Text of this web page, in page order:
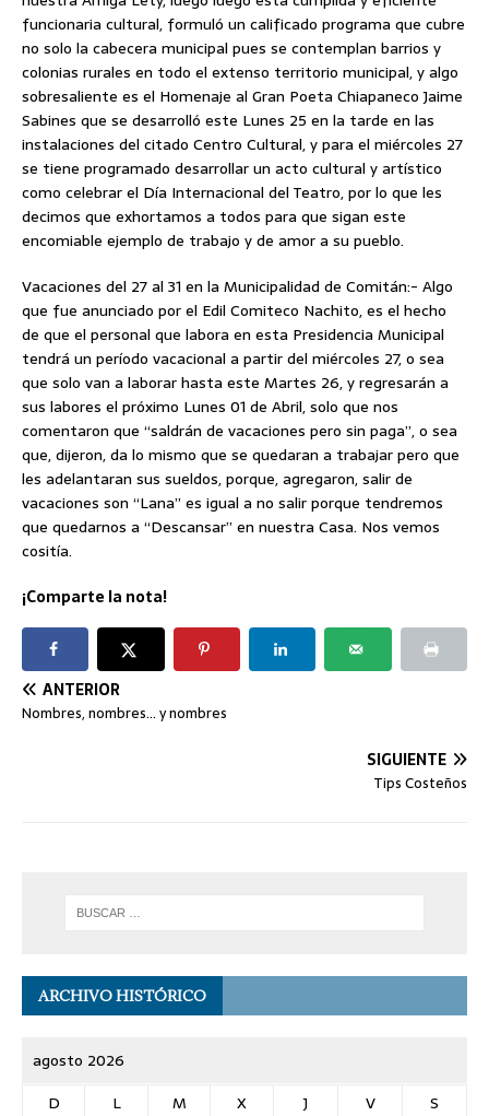
funcionaria cultural, formuló un calificado programa que cubre
no solo la cabecera municipal pues se contemplan barrios y
colonias rurales en todo el extenso territorio municipal, y algo
sobresaliente es el Homenaje al Gran Poeta Chiapaneco Jaime
Sabines que se desarrolló este Lunes 25 en la tarde en las
instalaciones del citado Centro Cultural, y para el miércoles 27
se tiene programado desarrollar un acto cultural y artístico
como celebrar el Día Internacional del Teatro, por lo que les
decimos que exhortamos a todos para que sigan este
encomiable ejemplo de trabajo y de amor a su pueblo.
Vacaciones del 27 al 31 en la Municipalidad de Comitán:- Algo
que fue anunciado por el Edil Comiteco Nachito, es el hecho
de que el personal que labora en esta Presidencia Municipal
tendrá un período vacacional a partir del miércoles 27, o sea
que solo van a laborar hasta este Martes 26, y regresarán a
sus labores el próximo Lunes 01 de Abril, solo que nos
comentaron que “saldrán de vacaciones pero sin paga”, o sea
que, dijeron, da lo mismo que se quedaran a trabajar pero que
les adelantaran sus sueldos, porque, agregaron, salir de
vacaciones son “Lana” es igual a no salir porque tendremos
que quedarnos a “Descansar” en nuestra Casa. Nos vemos
cositía.
¡Comparte la nota!
ANTERIOR
Nombres, nombres… y nombres
SIGUIENTE
Tips Costeños
ARCHIVO HISTÓRICO
agosto 2026
D
L M X J V
S